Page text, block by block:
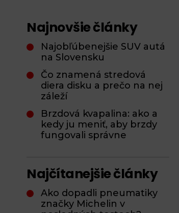
Najnovšie články
Najobľúbenejšie SUV autá
na Slovensku
Čo znamená stredová
diera disku a prečo na nej
záleží
Brzdová kvapalina: ako a
kedy ju meniť, aby brzdy
fungovali správne
Najčítanejšie články
Ako dopadli pneumatiky
značky Michelin v